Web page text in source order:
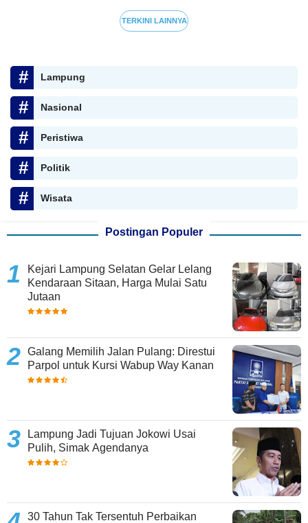
TERKINI LAINNYA
Lampung
Nasional
Peristiwa
Politik
Wisata
Postingan Populer
Kejari Lampung Selatan Gelar Lelang
Kendaraan Sitaan, Harga Mulai Satu
Jutaan
Galang Memilih Jalan Pulang: Direstui
Parpol untuk Kursi Wabup Way Kanan
Lampung Jadi Tujuan Jokowi Usai
Pulih, Simak Agendanya
30 Tahun Tak Tersentuh Perbaikan